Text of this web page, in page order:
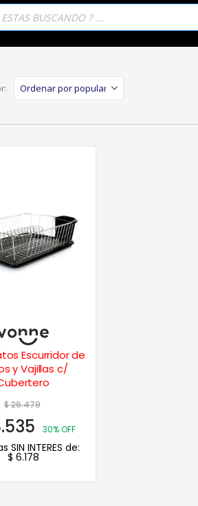
Escurridor de
y Vajillas c/
$26.479
30% OFF
SIN INTERES de:
$ 6.178